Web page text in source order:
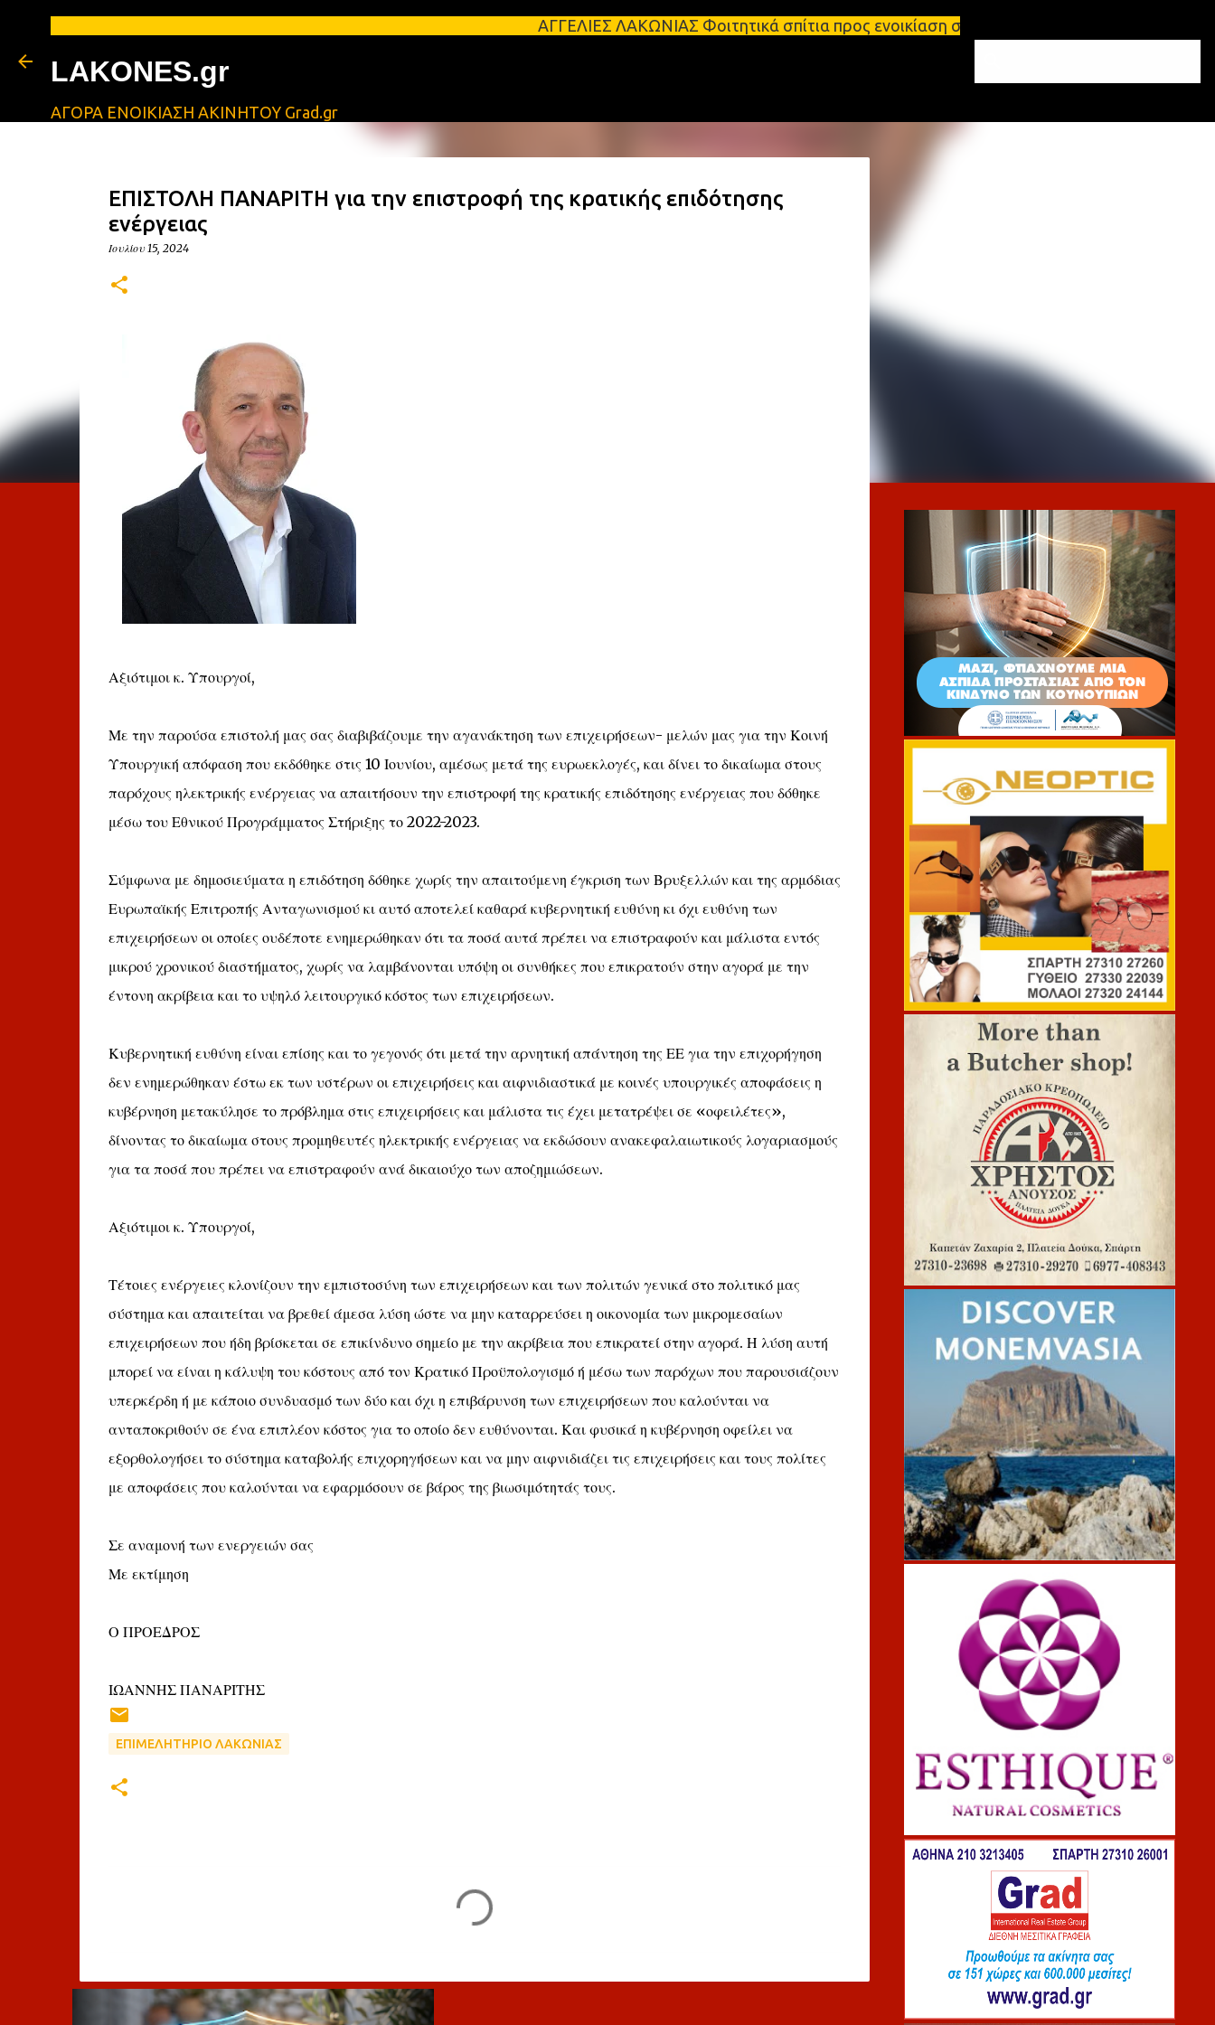
Μετάβαση στο κύριο περιεχόμενο
ΑΓΓΕΛΙΕΣ ΛΑΚΩΝΙΑΣ Φοιτητικά σπίτια προς ενοικίαση στη Σπάρτη Ενοικιάσεις διαμερισμάτων
LAKONES.gr
ΑΓΟΡΑ ΕΝΟΙΚΙΑΣΗ ΑΚΙΝΗΤΟΥ Grad.gr
ΕΠΙΣΤΟΛΗ ΠΑΝΑΡΙΤΗ για την επιστροφή της κρατικής επιδότησης
ενέργειας
Ιουλίου 15, 2024
Αξιότιμοι κ. Υπουργοί,
Με την παρούσα επιστολή μας σας διαβιβάζουμε την αγανάκτηση των επιχειρήσεων- μελών μας για την Κοινή
Υπουργική απόφαση που εκδόθηκε στις 10 Ιουνίου, αμέσως μετά της ευρωεκλογές, και δίνει το δικαίωμα στους
παρόχους ηλεκτρικής ενέργειας να απαιτήσουν την επιστροφή της κρατικής επιδότησης ενέργειας που δόθηκε
μέσω του Εθνικού Προγράμματος Στήριξης το 2022-2023.
Σύμφωνα με δημοσιεύματα η επιδότηση δόθηκε χωρίς την απαιτούμενη έγκριση των Βρυξελλών και της αρμόδιας
Ευρωπαϊκής Επιτροπής Ανταγωνισμού κι αυτό αποτελεί καθαρά κυβερνητική ευθύνη κι όχι ευθύνη των
επιχειρήσεων οι οποίες ουδέποτε ενημερώθηκαν ότι τα ποσά αυτά πρέπει να επιστραφούν και μάλιστα εντός
μικρού χρονικού διαστήματος, χωρίς να λαμβάνονται υπόψη οι συνθήκες που επικρατούν στην αγορά με την
έντονη ακρίβεια και το υψηλό λειτουργικό κόστος των επιχειρήσεων.
Κυβερνητική ευθύνη είναι επίσης και το γεγονός ότι μετά την αρνητική απάντηση της ΕΕ για την επιχορήγηση
δεν ενημερώθηκαν έστω εκ των υστέρων οι επιχειρήσεις και αιφνιδιαστικά με κοινές υπουργικές αποφάσεις η
κυβέρνηση μετακύλησε το πρόβλημα στις επιχειρήσεις και μάλιστα τις έχει μετατρέψει σε «οφειλέτες»,
δίνοντας το δικαίωμα στους προμηθευτές ηλεκτρικής ενέργειας να εκδώσουν ανακεφαλαιωτικούς λογαριασμούς
για τα ποσά που πρέπει να επιστραφούν ανά δικαιούχο των αποζημιώσεων.
Αξιότιμοι κ. Υπουργοί,
Τέτοιες ενέργειες κλονίζουν την εμπιστοσύνη των επιχειρήσεων και των πολιτών γενικά στο πολιτικό μας
σύστημα και απαιτείται να βρεθεί άμεσα λύση ώστε να μην καταρρεύσει η οικονομία των μικρομεσαίων
επιχειρήσεων που ήδη βρίσκεται σε επικίνδυνο σημείο με την ακρίβεια που επικρατεί στην αγορά. Η λύση αυτή
μπορεί να είναι η κάλυψη του κόστους από τον Κρατικό Προϋπολογισμό ή μέσω των παρόχων που παρουσιάζουν
υπερκέρδη ή με κάποιο συνδυασμό των δύο και όχι η επιβάρυνση των επιχειρήσεων που καλούνται να
ανταποκριθούν σε ένα επιπλέον κόστος για το οποίο δεν ευθύνονται. Και φυσικά η κυβέρνηση οφείλει να
εξορθολογήσει το σύστημα καταβολής επιχορηγήσεων και να μην αιφνιδιάζει τις επιχειρήσεις και τους πολίτες
με αποφάσεις που καλούνται να εφαρμόσουν σε βάρος της βιωσιμότητάς τους.
Σε αναμονή των ενεργειών σας
Με εκτίμηση
Ο ΠΡΟΕΔΡΟΣ
ΙΩΑΝΝΗΣ ΠΑΝΑΡΙΤΗΣ
ΕΠΙΜΕΛΗΤΗΡΙΟ ΛΑΚΩΝΙΑΣ
λ